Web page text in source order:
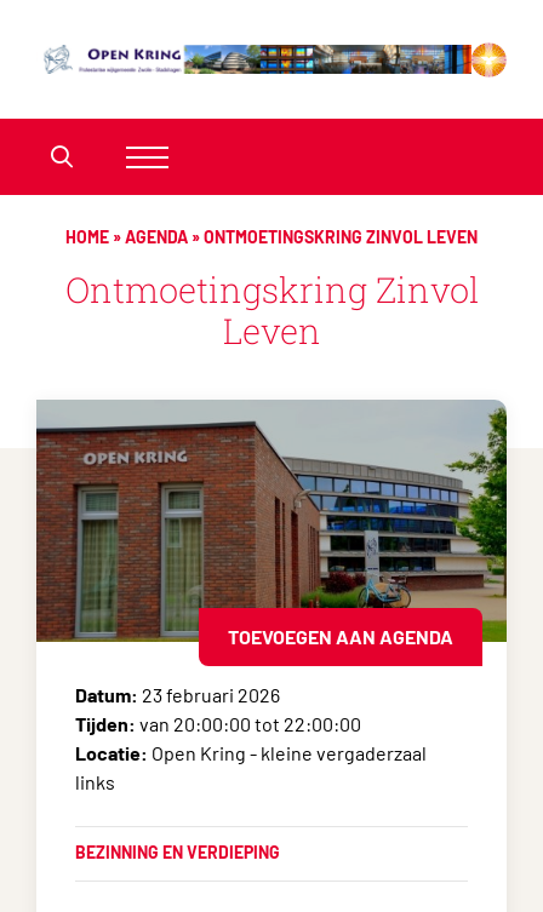
HOME »AGENDA »ONTMOETINGSKRING ZINVOL LEVEN
Ontmoetingskring Zinvol
Leven
TOEVOEGEN AAN AGENDA
Datum: 23 februari 2026
Tijden: van 20:00:00 tot 22:00:00
Locatie: Open Kring - kleine vergaderzaal
links
BEZINNING EN VERDIEPING